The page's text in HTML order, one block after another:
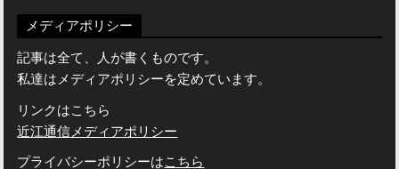
メディアポリシー
記事は全て、人が書くものです。
私達はメディアポリシーを定めています。
リンクはこちら
近江通信メディアポリシー
プライバシーポリシーはこちら